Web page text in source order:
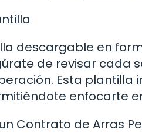
descargable en
de revisar cada
Esta plantilla
enfocarte
Contrato de Arras